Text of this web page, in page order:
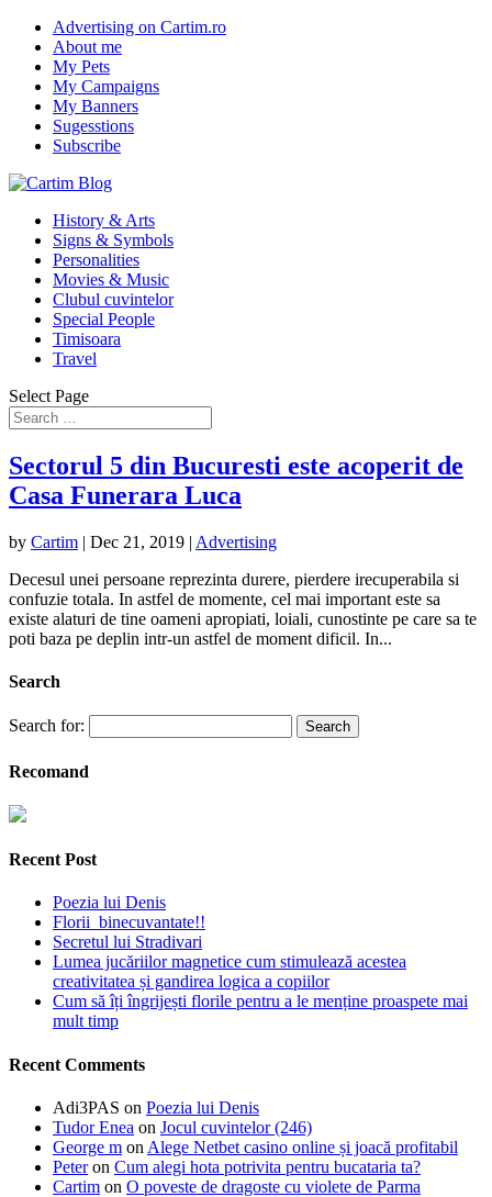
Advertising on Cartim.ro
About me
My Pets
My Campaigns
My Banners
Sugesstions
Subscribe
History & Arts
Signs & Symbols
Personalities
Movies & Music
Clubul cuvintelor
Special People
Timisoara
Travel
Select Page
Sectorul 5 din Bucuresti este acoperit de
Casa Funerara Luca
by Cartim | Dec 21, 2019 | Advertising
Decesul unei persoane reprezinta durere, pierdere irecuperabila si
confuzie totala. In astfel de momente, cel mai important este sa
existe alaturi de tine oameni apropiati, loiali, cunostinte pe care sa te
poti baza pe deplin intr-un astfel de moment dificil. In...
Search
Search for:
Recomand
Recent Post
Poezia lui Denis
Florii binecuvantate!!
Secretul lui Stradivari
Lumea jucăriilor magnetice cum stimulează acestea
creativitatea și gandirea logica a copiilor
Cum să îți îngrijești florile pentru a le menține proaspete mai
mult timp
Recent Comments
Adi3PAS on Poezia lui Denis
Tudor Enea on Jocul cuvintelor (246)
George m on Alege Netbet casino online și joacă profitabil
Peteron Cum alegi hota potrivita pentru bucataria ta?
Cartim on O poveste de dragoste cu violete de Parma